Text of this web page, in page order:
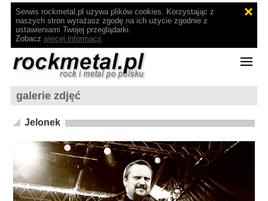
Serwis rockmetal.pl używa plików cookies. Korzystając z
naszych stron wyrażasz zgodę na ich użycie zgodnie z
ustawieniami Twojej przeglądarki.
Zobacz więcej informacji.
galerie zdjęć
Jelonek